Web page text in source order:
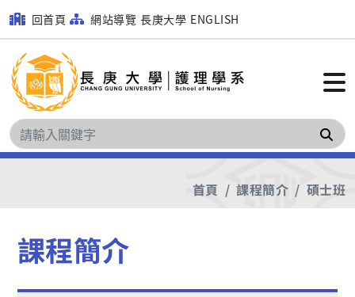
回首頁 網站導覽 長庚大學 ENGLISH
搜
首頁 課程簡介 碩士班
課程簡介